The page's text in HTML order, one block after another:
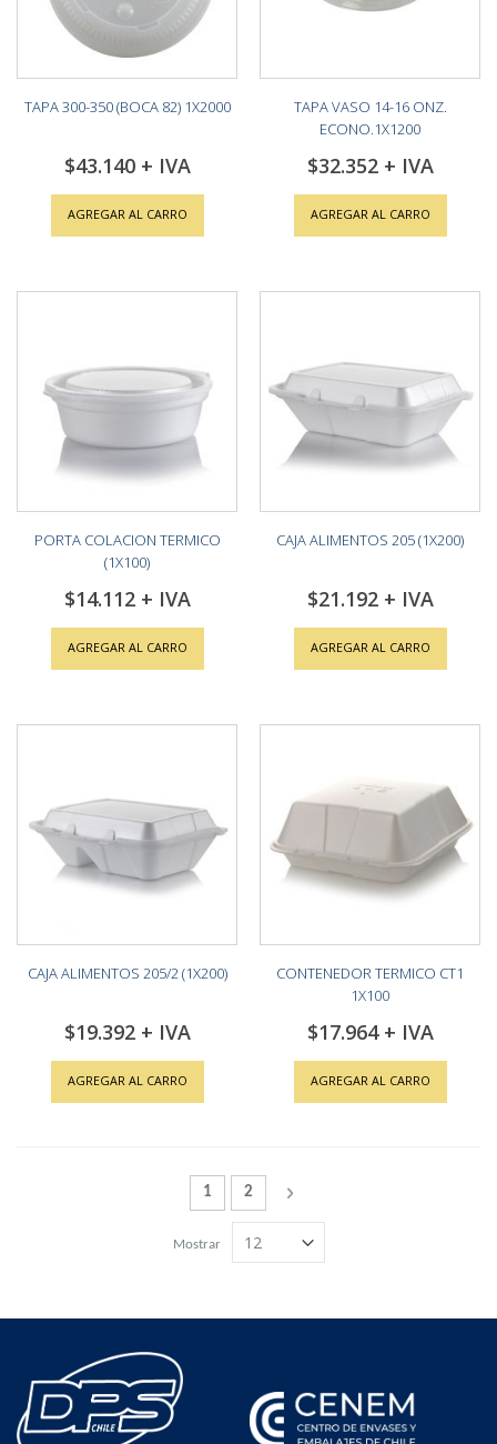
TAPA 300-350 (BOCA 82) 1X2000
$43.140
AGREGAR AL CARRO
TAPA VASO 14-16 ONZ.
ECONO.1X1200
$32.352
AGREGAR AL CARRO
PORTA COLACION TERMICO
(1X100)
$14.112
AGREGAR AL CARRO
CAJA ALIMENTOS 205 (1X200)
$21.192
AGREGAR AL CARRO
CAJA ALIMENTOS 205/2 (1X200)
$19.392
AGREGAR AL CARRO
CONTENEDOR TERMICO CT1
1X100
$17.964
AGREGAR AL CARRO
Página
Actualmente estás leyendo la página
1 Página
2 Página
Siguiente
Mostrar